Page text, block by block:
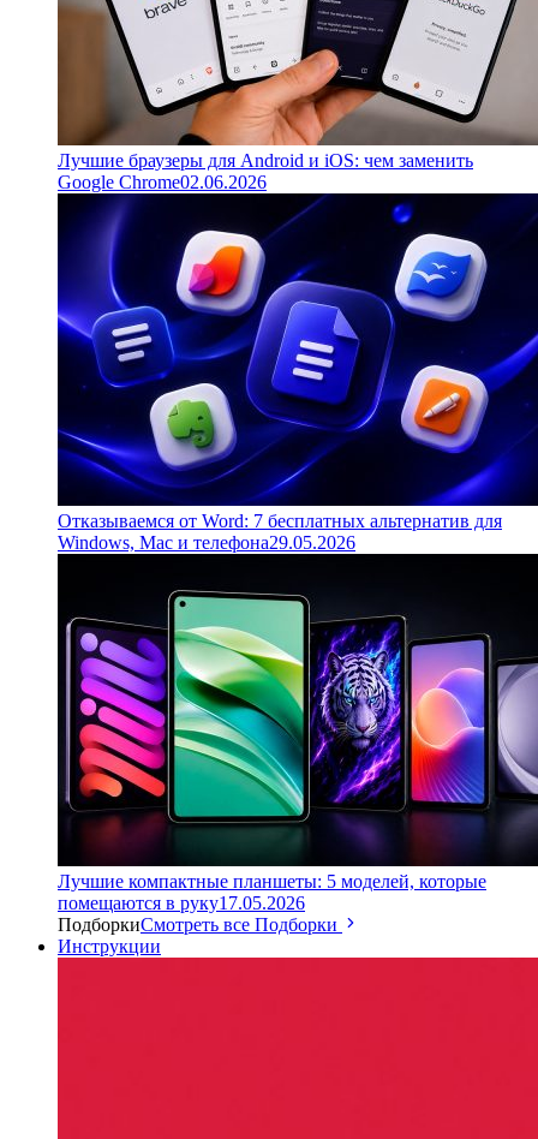
Лучшие браузеры для Android и iOS: чем заменить
Google Chrome02.06.2026
Отказываемся от Word: 7 бесплатных альтернатив для
Windows, Mac и телефона29.05.2026
Лучшие компактные планшеты: 5 моделей, которые
помещаются в руку17.05.2026
ПодборкиСмотреть все Подборки
Инструкции